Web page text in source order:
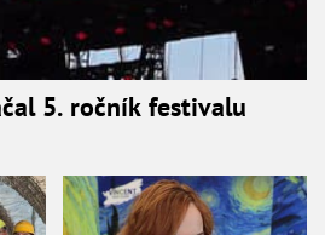
5. ročník festivalu